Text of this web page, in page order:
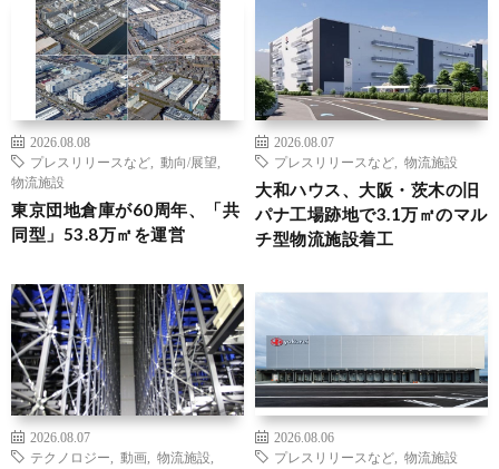
2026.08.08
プレスリリースなど
動向/展望
物流施設
東京団地倉庫が60周年、「共
同型」53.8万㎡を運営
2026.08.07
プレスリリースなど
物流施設
大和ハウス、大阪・茨木の旧
パナ工場跡地で3.1万㎡のマル
チ型物流施設着工
2026.08.07
テクノロジー
動画 物流施設
2026.08.06
プレスリリースなど
物流施設